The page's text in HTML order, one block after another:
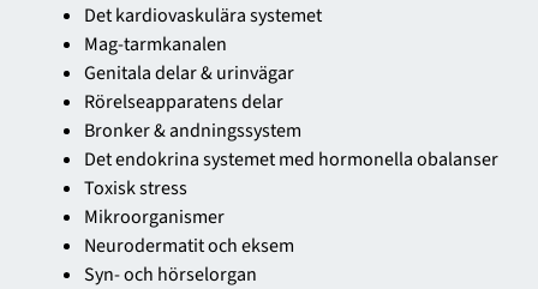
Det kardiovaskulära systemet
Mag-tarmkanalen
Genitala delar & urinvägar
Rörelseapparatens delar
Bronker & andningssystem
Det endokrina systemet med hormonella obalanser
Toxisk stress
Mikroorganismer
Neurodermatit och eksem
Syn- och hörselorgan